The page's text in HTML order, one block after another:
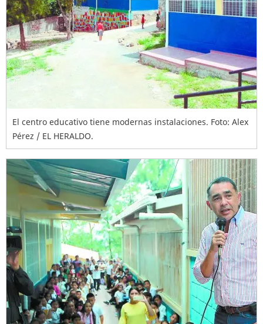
El centro educativo tiene modernas instalaciones. Foto: Alex
Pérez / EL HERALDO.